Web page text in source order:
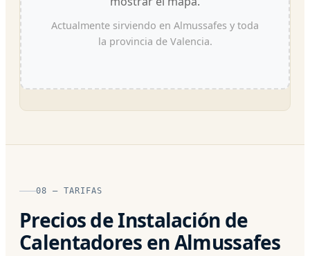
Actualmente sirviendo en Almussafes y toda
la provincia de Valencia.
08 — TARIFAS
Precios de Instalación de
Calentadores en Almussafes